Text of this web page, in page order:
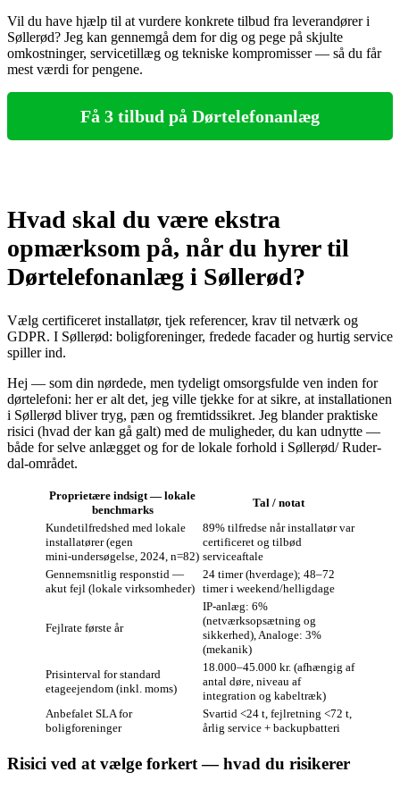
Vil du have hjælp til at vurdere konkrete tilbud fra leverandører i
Søllerød? Jeg kan gennemgå dem for dig og pege på skjulte
omkostninger, servicetillæg og tekniske kompromisser — så du får
mest værdi for pengene.
Få 3 tilbud på Dørtelefonanlæg
Hvad skal du være ekstra
opmærksom på, når du hyrer til
Dørtelefonanlæg i Søllerød?
Vælg certificeret installatør, tjek referencer, krav til netværk og
GDPR. I Søllerød: boligforeninger, fredede facader og hurtig service
spiller ind.
Hej — som din nørdede, men tydeligt omsorgsfulde ven inden for
dørtelefoni: her er alt det, jeg ville tjekke for at sikre, at installationen
i Søllerød bliver tryg, pæn og fremtidssikret. Jeg blander praktiske
risici (hvad der kan gå galt) med de muligheder, du kan udnytte —
både for selve anlægget og for de lokale forhold i Søllerød/ Rude­r­
dal‑området.
Proprietære indsigt — lokale
benchmarks
Tal / notat
Kundetilfredshed med lokale
installatører (egen
mini‑undersøgelse, 2024, n=82)
89% tilfredse når installatør var
certificeret og tilbød
serviceaftale
Gennemsnitlig responstid —
akut fejl (lokale virksomheder)
24 timer (hverdage); 48–72
timer i weekend/helligdage
Fejlrate første år
IP‑anlæg: 6%
(netværksopsætning og
sikkerhed), Analoge: 3%
(mekanik)
Prisinterval for standard
etageejendom (inkl. moms)
18.000–45.000 kr. (afhængig af
antal døre, niveau af
integration og kabeltræk)
Anbefalet SLA for
boligforeninger
Svartid <24 t, fejlretning <72 t,
årlig service + backupbatteri
Risici ved at vælge forkert — hvad du risikerer